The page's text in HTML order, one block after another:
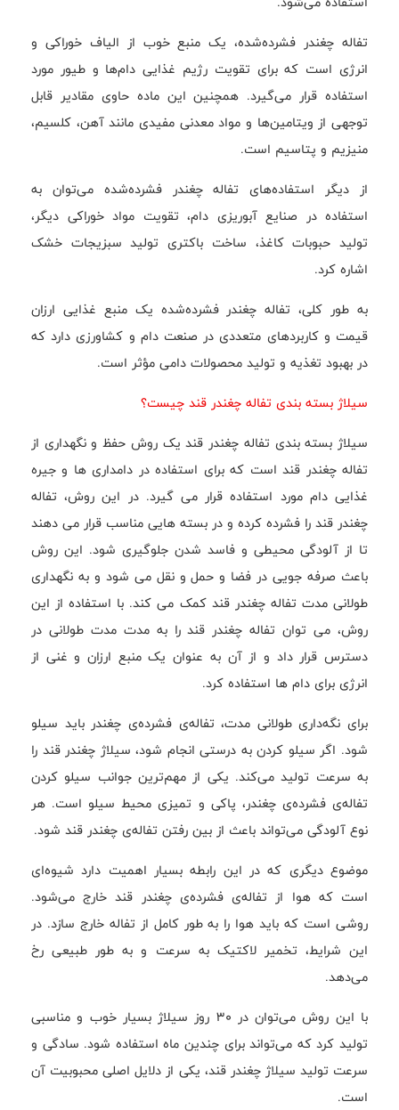
تفاله چغندر فشرده‌شده، یک منبع خوب از الیاف خوراكی و
انرژی است که برای تقویت رژیم غذایی دام‌ها و طیور مورد
استفاده قرار می‌گیرد. همچنین این ماده حاوی مقادیر قابل
توجهی از ویتامین‌ها و مواد معدنی مفیدی مانند آهن، کلسیم،
منیزیم و پتاسیم است.
از دیگر استفاده‌های تفاله چغندر فشرده‌شده می‌توان به
استفاده در صنایع آبوریزی دام، تقویت مواد خوراکی دیگر،
تولید حبوبات کاغذ، ساخت باکتری تولید سبزیجات خشک
اشاره کرد.
به طور کلی، تفاله چغندر فشرده‌شده یک منبع غذایی ارزان
قیمت و کاربردهای متعددی در صنعت دام و کشاورزی دارد که
در بهبود تغذیه و تولید محصولات دامی مؤثر است.
سیلاژ بسته بندی تفاله چغندر قند چیست؟
سیلاژ بسته بندی تفاله چغندر قند یک روش حفظ و نگهداری از
تفاله چغندر قند است که برای استفاده در دامداری ها و جیره
غذایی دام مورد استفاده قرار می گیرد. در این روش، تفاله
چغندر قند را فشرده کرده و در بسته هایی مناسب قرار می دهند
تا از آلودگی محیطی و فاسد شدن جلوگیری شود. این روش
باعث صرفه جویی در فضا و حمل و نقل می شود و به نگهداری
طولانی مدت تفاله چغندر قند کمک می کند. با استفاده از این
روش، می توان تفاله چغندر قند را به مدت مدت طولانی در
دسترس قرار داد و از آن به عنوان یک منبع ارزان و غنی از
انرژی برای دام ها استفاده کرد.
برای نگه‌داری طولانی مدت، تفاله‌ی فشرده‌ی چغندر باید سیلو
شود. اگر سیلو کردن به درستی انجام شود، سیلاژ چغندر قند را
به سرعت تولید می‌کند. یکی از مهم‌ترین جوانب سیلو کردن
تفاله‌ی فشرده‌ی چغندر، پاکی و تمیزی محیط سیلو است. هر
نوع آلودگی می‌تواند باعث از بین رفتن تفاله‌ی چغندر قند شود.
موضوع دیگری که در این رابطه بسیار اهمیت دارد شیوه‌ای
است که هوا از تفاله‌ی فشرده‌ی چغندر قند خارج می‌شود.
روشی است که باید هوا را به طور کامل از تفاله خارج سازد. در
این شرایط، تخمیر لاکتیک به سرعت و به طور طبیعی رخ
می‌دهد.
با این روش می‌توان در ۳۰ روز سیلاژ بسیار خوب و مناسبی
تولید کرد که می‌تواند برای چندین ماه استفاده شود. سادگی و
سرعت تولید سیلاژ چغندر قند، یکی از دلایل اصلی محبوبیت آن
است.